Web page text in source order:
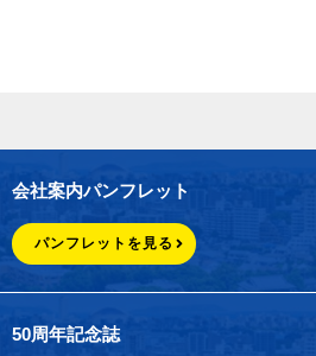
会社案内パンフレット
パンフレットを見る
50周年記念誌